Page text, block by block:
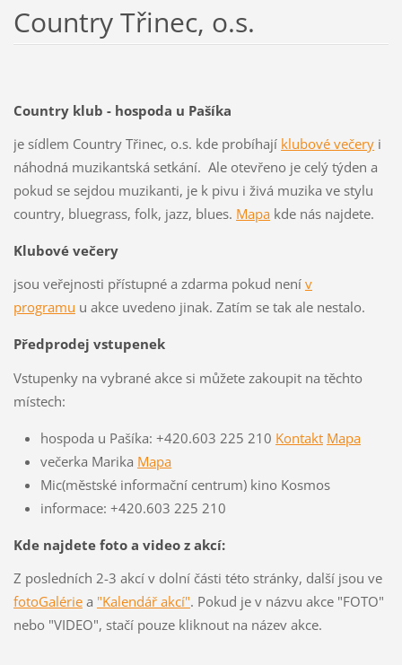
Country Třinec, o.s.
Country klub - hospoda u Pašíka
je sídlem Country Třinec, o.s. kde probíhají klubové večeryi
náhodná muzikantská setkání. Ale otevřeno je celý týden a
pokud se sejdou muzikanti, je k pivu i živá muzika ve stylu
country, bluegrass, folk, jazz, blues. Mapakde nás najdete.
Klubové večery
jsou veřejnosti přístupné a zdarma pokud není v
programu u akce uvedeno jinak. Zatím se tak ale nestalo.
Předprodej vstupenek
Vstupenky na vybrané akce si můžete zakoupit na těchto
místech:
hospoda u Pašíka: +420.603 225 210 Kontakt Mapa
večerka Marika Mapa
Mic(městské informační centrum) kino Kosmos
informace: +420.603 225 210
Kde najdete foto a video z akcí:
Z posledních 2-3 akcí v dolní části této stránky, další jsou ve
fotoGalériea "Kalendář akcí". Pokud je v názvu akce "FOTO"
nebo "VIDEO", stačí pouze kliknout na název akce.